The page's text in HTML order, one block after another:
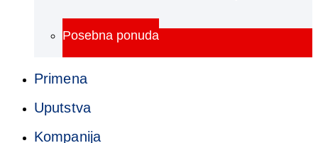
Posebna ponuda
Primena
Uputstva
Kompanija